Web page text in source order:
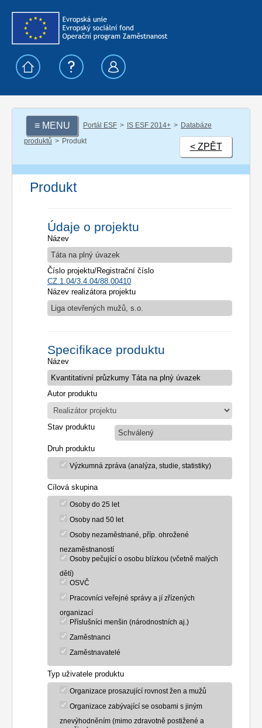
≡ MENU Portál ESF IS ESF 2014+
Databáze
produktů
Produkt
< ZPĚT
Produkt
Údaje o projektu
Název
Táta na plný úvazek
Číslo projektu/Registrační číslo
CZ.1.04/3.4.04/88.00410
Název realizátora projektu
Liga otevřených mužů, s.o.
Specifikace produktu
Název
Autor produktu
Stav produktu
Schválený
Druh produktu
Výzkumná zpráva (analýza, studie, statistiky)
Cílová skupina
Osoby do 25 let
Osoby nad 50 let
Osoby nezaměstnané, příp. ohrožené
nezaměstnaností
Osoby pečující o osobu blízkou (včetně malých
dětí)
OSVČ
Pracovníci veřejné správy a jí zřízených
organizací
Příslušníci menšin (národnostních aj.)
Zaměstnanci
Zaměstnavatelé
Typ uživatele produktu
Organizace prosazující rovnost žen a mužů
Organizace zabývající se osobami s jiným
znevýhodněním (mimo zdravotně postižené a